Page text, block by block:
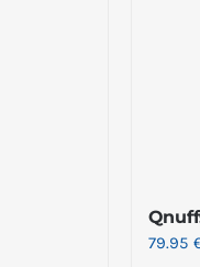
79.95